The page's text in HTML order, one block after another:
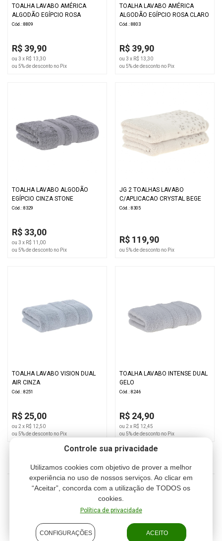
Controle sua privacidade
Utilizamos cookies com objetivo de prover a melhor
experiência no uso de nossos serviços. Ao clicar em
“Aceitar”, concorda com a utilização de TODOS os
cookies.
Política de privacidade
CONFIGURAÇÕES ACEITO
TOALHA LAVABO AMÉRICA
ALGODÃO EGÍPCIO ROSA
Cód.: 8809
R$ 39,90
ou 3 x R$ 13,30
ou 5% de desconto no Pix
TOALHA LAVABO AMÉRICA
ALGODÃO EGÍPCIO ROSA CLARO
Cód.: 8803
R$ 39,90
ou 3 x R$ 13,30
ou 5% de desconto no Pix
TOALHA LAVABO ALGODÃO
EGÍPCIO CINZA STONE
Cód.: 8329
R$ 33,00
ou 3 x R$ 11,00
ou 5% de desconto no Pix
JG 2 TOALHAS LAVABO
C/APLICACAO CRYSTAL BEGE
Cód.: 8305
R$ 119,90
ou 5% de desconto no Pix
TOALHA LAVABO VISION DUAL
AIR CINZA
Cód.: 8251
R$ 25,00
ou 2 x R$ 12,50
ou 5% de desconto no Pix
TOALHA LAVABO INTENSE DUAL
GELO
Cód.: 8246
R$ 24,90
ou 2 x R$ 12,45
ou 5% de desconto no Pix
2